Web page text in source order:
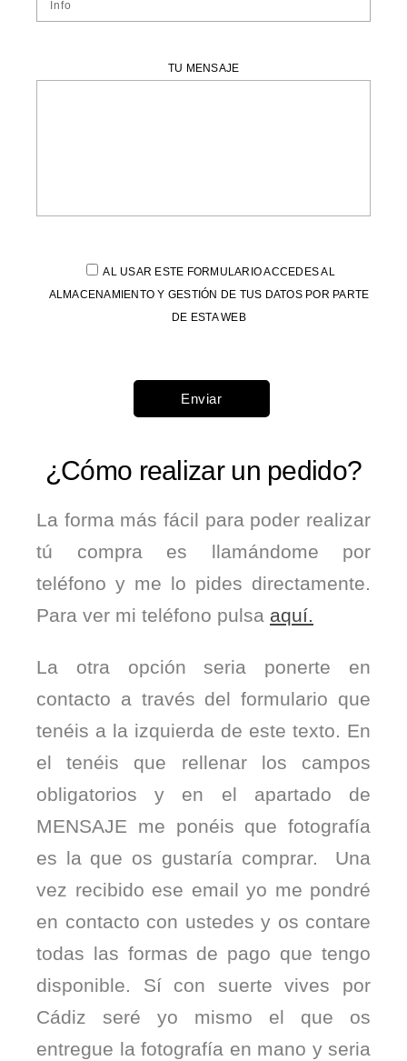
TU MENSAJE
AL USAR ESTE FORMULARIO ACCEDES AL
ALMACENAMIENTO Y GESTIÓN DE TUS DATOS POR PARTE
DE ESTA WEB
¿Cómo realizar un pedido?
La forma más fácil para poder realizar
tú compra es llamándome por
teléfono y me lo pides directamente.
Para ver mi teléfono pulsa aquí.
La otra opción seria ponerte en
contacto a través del formulario que
tenéis a la izquierda de este texto. En
el tenéis que rellenar los campos
obligatorios y en el apartado de
MENSAJE me ponéis que fotografía
es la que os gustaría comprar. Una
vez recibido ese email yo me pondré
en contacto con ustedes y os contare
todas las formas de pago que tengo
disponible. Sí con suerte vives por
Cádiz seré yo mismo el que os
entregue la fotografía en mano y seria